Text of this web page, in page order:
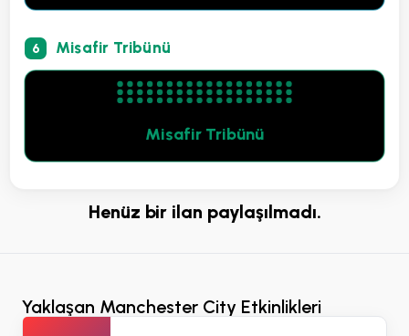
6 Misafir Tribünü
Misafir Tribünü
Henüz bir ilan paylaşılmadı.
Yaklaşan Manchester City Etkinlikleri